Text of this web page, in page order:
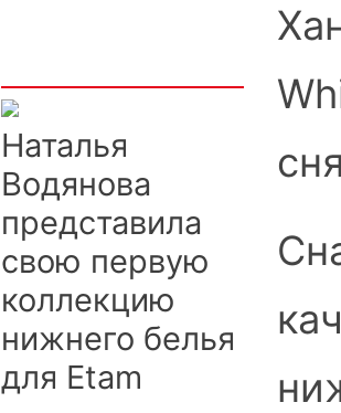
Наталья
Водянова
представила
свою первую
коллекцию
нижнего белья
для Etam